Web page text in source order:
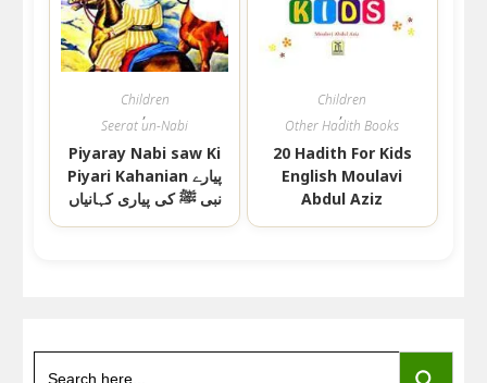
Children
,
Seerat un-Nabi
Piyaray Nabi saw Ki
Piyari Kahanian پیارے
نبی ﷺ کی پیاری کہانیاں
Children
,
Other Hadith Books
20 Hadith For Kids
English Moulavi
Abdul Aziz
Search
for:
SEARCH BUTTON